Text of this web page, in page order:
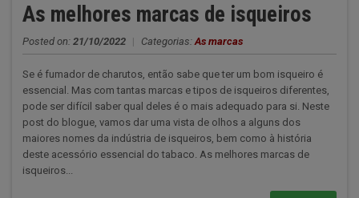
As melhores marcas de isqueiros
Posted on: 21/10/2022 | Categorias: As marcas
Se é fumador de charutos, então sabe que ter um bom isqueiro é
essencial. Mas com tantas marcas e tipos de isqueiros diferentes,
pode ser difícil saber qual deles é o mais adequado para si. Neste
post do blogue, vamos dar uma vista de olhos a alguns dos
maiores nomes da indústria de isqueiros, bem como à história
deste acessório essencial do tabaco. As melhores marcas de
isqueiros...